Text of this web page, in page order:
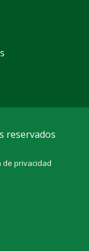
reservados
de privacidad